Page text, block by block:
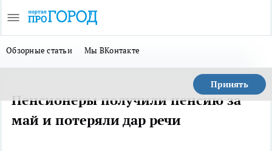
Обзорные статьи Мы ВКонтакте
Принять
Пенсионеры получили пенсию за
май и потеряли дар речи